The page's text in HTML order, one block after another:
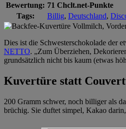
Bewertung: 71 Chclt.net-Punkte
Tags:
Billig, Deutschland,
Dies ist die Schwesterschokolade der
NETTO. „Zum Überziehen,
grundsätzlich nicht bis kaum (etwas
Kuvertüre statt
200 Gramm schwer, noch billiger als
brüchig. Sie duftet simpel, Kakao